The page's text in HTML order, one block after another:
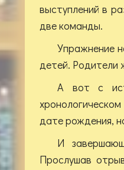
выступлений в
две команды.
Упражнение
детей. Родители
А вот с
дате рождения,
И
Прослушав